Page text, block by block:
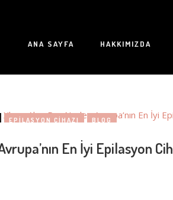
ANA SAYFA HAKKIMIZDA
EPILASYON CIHAZI BLOG
En İyi Epilasyon